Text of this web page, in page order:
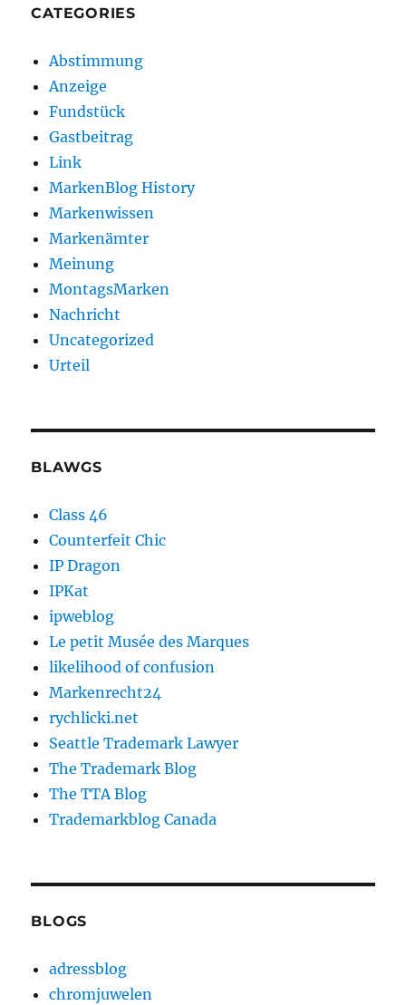
CATEGORIES
Abstimmung
Anzeige
Fundstück
Gastbeitrag
Link
MarkenBlog History
Markenwissen
Markenämter
Meinung
MontagsMarken
Nachricht
Uncategorized
Urteil
BLAWGS
Class 46
Counterfeit Chic
IP Dragon
IPKat
ipweblog
Le petit Musée des Marques
likelihood of confusion
Markenrecht24
rychlicki.net
Seattle Trademark Lawyer
The Trademark Blog
The TTA Blog
Trademarkblog Canada
BLOGS
adressblog
chromjuwelen